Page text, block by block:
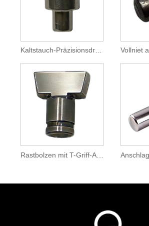
Kaltstauch-Präzisionsdrehzapfen für die Hupenmontage im Automobilbereich
Rastbolzen mit T-Griff-Arretierstift zur Vorrichtungspositionierung